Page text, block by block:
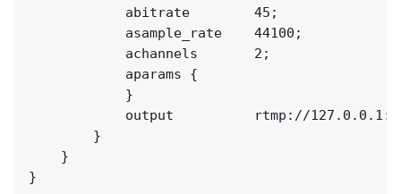
            abitrate        45;
            asample_rate    44100;
            achannels       2;
            aparams {
            }
output          rtmp://
        }
    }